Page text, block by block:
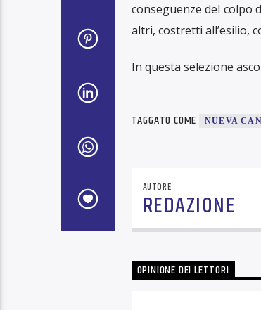
conseguenze del colpo
altri, costretti all’esilio,
In questa selezione
TAGGATO COME NUEVA
AUTORE
REDAZIONE
OPINIONE DEI LETTORI